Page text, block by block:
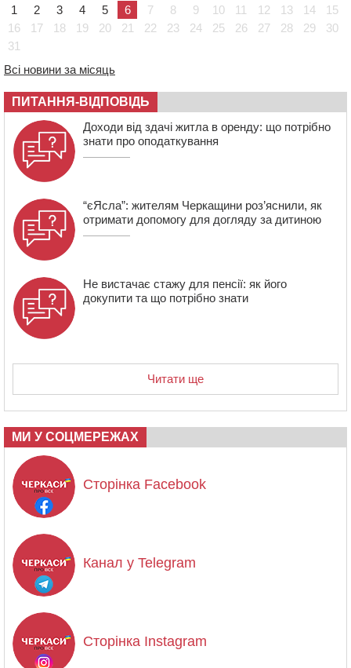
України
08:57
На Уманщині підрядника зобов’язали сплатити понад
08:20
Обрано претендента на посаду директора
Мокрокалигірського психоневрологічного інтернату
07:23 Уманські міграційники видворили з країни грузина,
який відсидів термін у колонії
1
2 3 4 5 6 7 8 9 10 11 12 13 14
15
16
17 18 19 20 21 22 23 24 25 26 27 28 29
30
31
Всі новини за місяць
ПИТАННЯ-ВІДПОВІДЬ
Доходи від здачі житла в оренду: що потрібно
знати про оподаткування
“єЯсла”: жителям Черкащини роз’яснили, як
отримати допомогу для догляду за дитиною
Не вистачає стажу для пенсії: як його
докупити та що потрібно знати
Читати ще
МИ У СОЦМЕРЕЖАХ
Сторінка Facebook
Канал у Telegram
Сторінка Instagram